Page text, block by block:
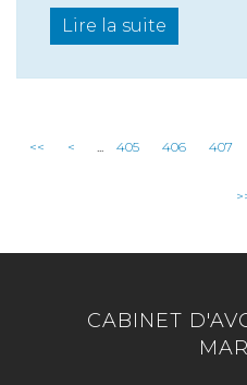
Lire la suite
<< < ... 405 406 407
CABINET